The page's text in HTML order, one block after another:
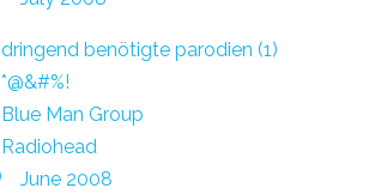
dringend benötigte parodien (1)
*@&#%!
Blue Man Group
Radiohead
June 2008